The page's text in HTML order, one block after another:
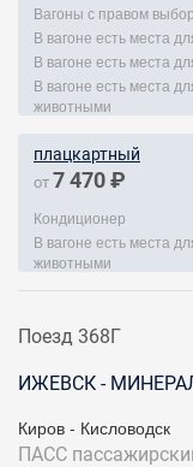
Вагоны с правом
В вагоне есть места
В вагоне есть места
В вагоне есть места
животными
плацкартный
от 7 470 ₽
Кондиционер
В вагоне есть места
животными
Поезд 368Г
ИЖЕВСК -
Киров - Кисловодск
ПАСС